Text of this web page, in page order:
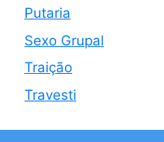
Putaria
Sexo Grupal
Traição
Travesti